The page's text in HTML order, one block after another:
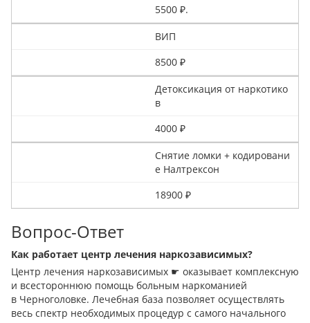
5500 ₽.
ВИП
8500 ₽
Детоксикация от наркотико
в
4000 ₽
Снятие ломки + кодировани
е Налтрексон
18900 ₽
Вопрос-Ответ
Как работает центр лечения наркозависимых?
Центр лечения наркозависимых ☛ оказывает комплексную
и всестороннюю помощь больным наркоманией
в Черноголовке. Лечебная база позволяет осуществлять
весь спектр необходимых процедур с самого начального